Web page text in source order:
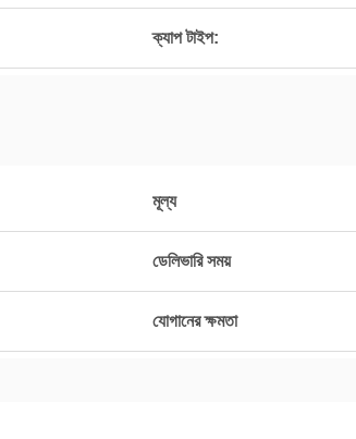
ক্যাপ টাইপ:
মূল্য
ডেলিভারি সময়
যোগানের ক্ষমতা